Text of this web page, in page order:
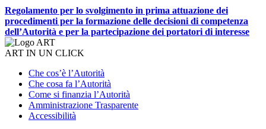
Regolamento per lo svolgimento in prima attuazione dei
procedimenti per la formazione delle decisioni di competenza
dell’Autorità e per la partecipazione dei portatori di interesse
ART IN UN CLICK
Che cos’è l’Autorità
Che cosa fa l’Autorità
Come si finanzia l’Autorità
Amministrazione Trasparente
Accessibilità